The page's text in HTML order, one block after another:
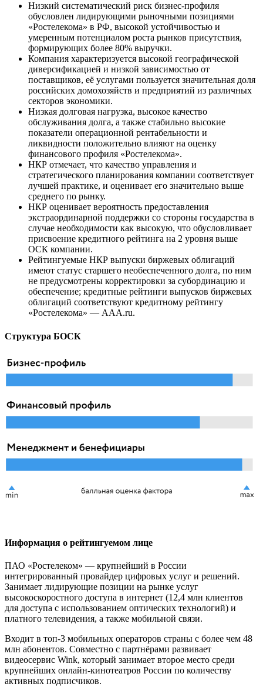
Низкий систематический риск бизнес-профиля
обусловлен лидирующими рыночными позициями
«Ростелекома» в РФ, высокой устойчивостью и
умеренным потенциалом роста рынков присутствия,
формирующих более 80% выручки.
Компания характеризуется высокой географической
диверсификацией и низкой зависимостью от
поставщиков, её услугами пользуется значительная доля
российских домохозяйств и предприятий из различных
секторов экономики.
Низкая долговая нагрузка, высокое качество
обслуживания долга, а также стабильно высокие
показатели операционной рентабельности и
ликвидности положительно влияют на оценку
финансового профиля «Ростелекома».
НКР отмечает, что качество управления и
стратегического планирования компании соответствует
лучшей практике, и оценивает его значительно выше
среднего по рынку.
НКР оценивает вероятность предоставления
экстраординарной поддержки со стороны государства в
случае необходимости как высокую, что обусловливает
присвоение кредитного рейтинга на 2 уровня выше
ОСК компании.
Рейтингуемые НКР выпуски биржевых облигаций
имеют статус старшего необеспеченного долга, по ним
не предусмотрены корректировки за субординацию и
обеспечение; кредитные рейтинги выпусков биржевых
облигаций соответствуют кредитному рейтингу
«Ростелекома» — ААA.ru.
Структура БОСК
Информация о рейтингуемом лице
ПАО «Ростелеком» — крупнейший в России
интегрированный провайдер цифровых услуг и решений.
Занимает лидирующие позиции на рынке услуг
высокоскоростного доступа в интернет (12,4 млн клиентов
для доступа с использованием оптических технологий) и
платного телевидения, а также мобильной связи.
Входит в топ-3 мобильных операторов страны с более чем 48
млн абонентов. Совместно с партнёрами развивает
видеосервис Wink, который занимает второе место среди
крупнейших онлайн-кинотеатров России по количеству
активных подписчиков.